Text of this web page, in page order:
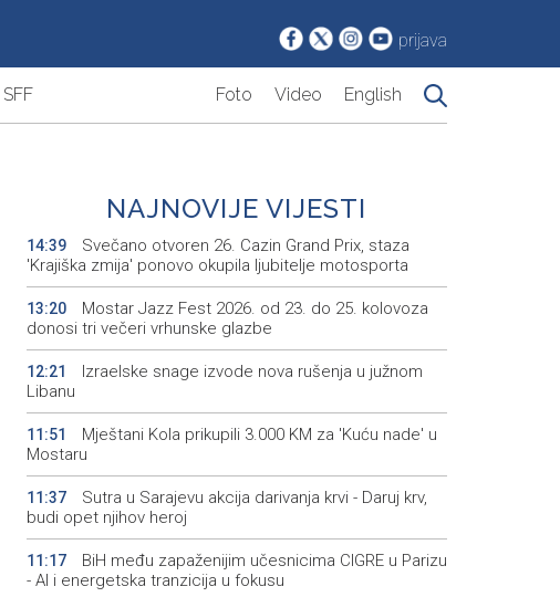
prijava
SFF Foto Video English
NAJNOVIJE VIJESTI
14:39
Svečano otvoren 26. Cazin Grand Prix, staza
'Krajiška zmija' ponovo okupila ljubitelje motosporta
13:20
Mostar Jazz Fest 2026. od 23. do 25. kolovoza
donosi tri večeri vrhunske glazbe
12:21
Izraelske snage izvode nova rušenja u južnom
Libanu
11:51
Mještani Kola prikupili 3.000 KM za 'Kuću nade' u
Mostaru
11:37
Sutra u Sarajevu akcija darivanja krvi - Daruj krv,
budi opet njihov heroj
11:17
BiH među zapaženijim učesnicima CIGRE u Parizu
- AI i energetska tranzicija u fokusu